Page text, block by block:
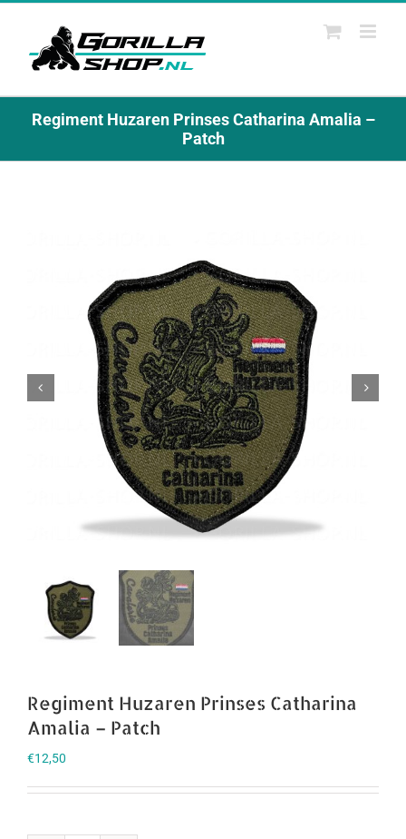
Ga
Regiment Huzaren Prinses Catharina Amalia –
Patch
 
Regiment Huzaren Prinses Catharina
Amalia – Patch
€12,50